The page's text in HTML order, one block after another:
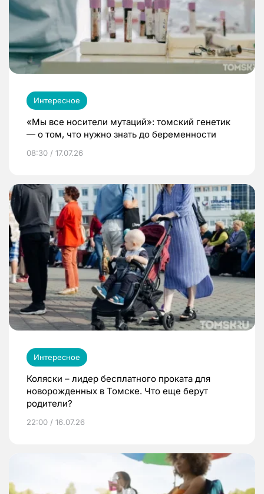
Интересное
«Мы все носители мутаций»: томский генетик
— о том, что нужно знать до беременности
08:30 / 17.07.26
Интересное
Коляски – лидер бесплатного проката для
новорожденных в Томске. Что еще берут
родители?
22:00 / 16.07.26